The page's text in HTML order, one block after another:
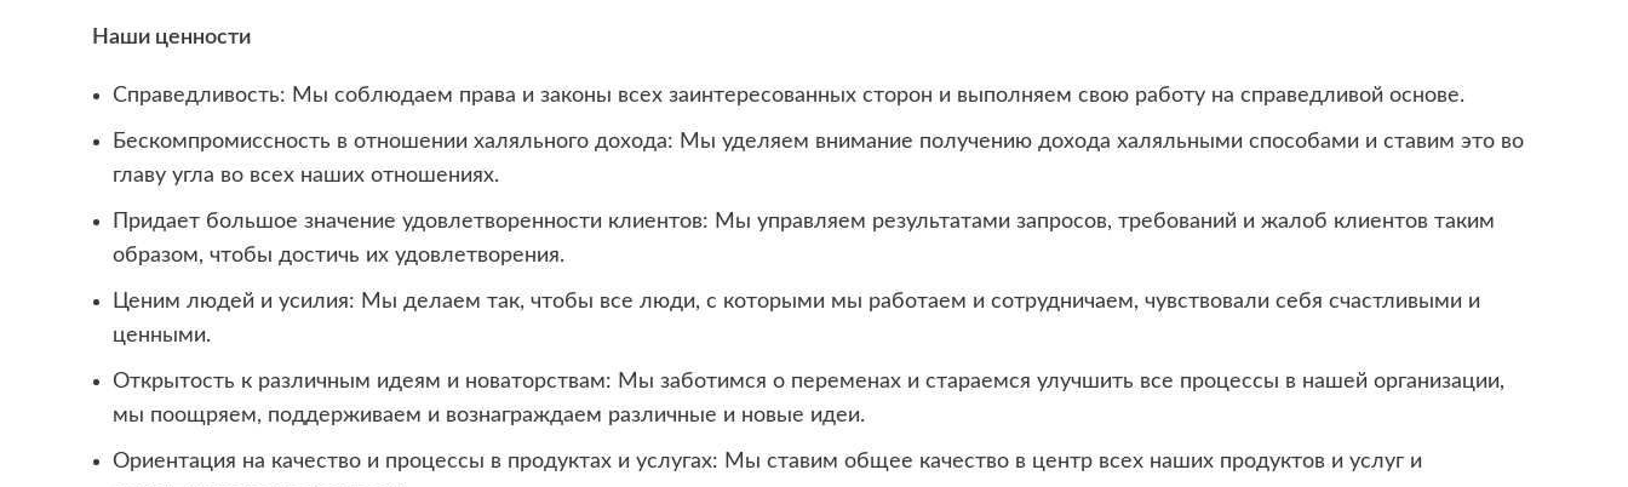
Наши ценности
Справедливость: Мы соблюдаем права и законы всех заинтересованных сторон и выполняем свою работу на справедливой основе.
Бескомпромиссность в отношении халяльного дохода: Мы уделяем внимание получению дохода халяльными способами и ставим это во
главу угла во всех наших отношениях.
Придает большое значение удовлетворенности клиентов: Мы управляем результатами запросов, требований и жалоб клиентов таким
образом, чтобы достичь их удовлетворения.
Ценим людей и усилия: Мы делаем так, чтобы все люди, с которыми мы работаем и сотрудничаем, чувствовали себя счастливыми и
ценными.
Открытость к различным идеям и новаторствам: Мы заботимся о переменах и стараемся улучшить все процессы в нашей организации,
мы поощряем, поддерживаем и вознаграждаем различные и новые идеи.
Ориентация на качество и процессы в продуктах и услугах: Мы ставим общее качество в центр всех наших продуктов и услуг и